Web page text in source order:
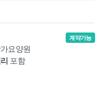
요양원
포함
계약가능